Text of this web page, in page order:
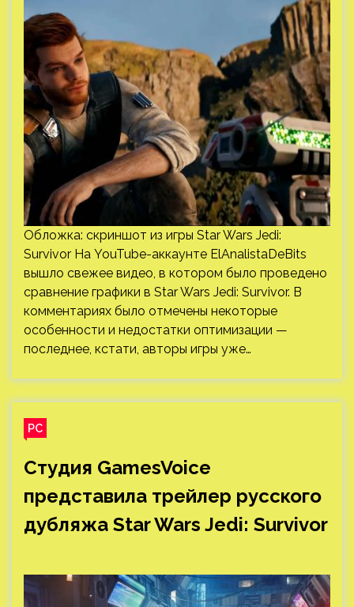
Обложка: скриншот из игры Star Wars Jedi:
Survivor На YouTube-аккаунте ElAnalistaDeBits
вышло свежее видео, в котором было проведено
сравнение графики в Star Wars Jedi: Survivor. В
комментариях было отмечены некоторые
особенности и недостатки оптимизации —
последнее, кстати, авторы игры уже…
PC
Студия GamesVoice
представила трейлер русского
дубляжа Star Wars Jedi: Survivor